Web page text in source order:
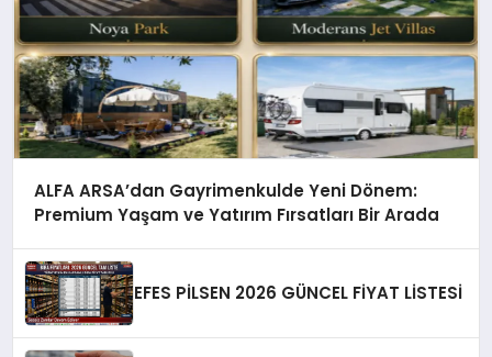
ALFA ARSA’dan Gayrimenkulde Yeni Dönem:
Premium Yaşam ve Yatırım Fırsatları Bir Arada
EFES PİLSEN 2026 GÜNCEL FİYAT LİSTESİ